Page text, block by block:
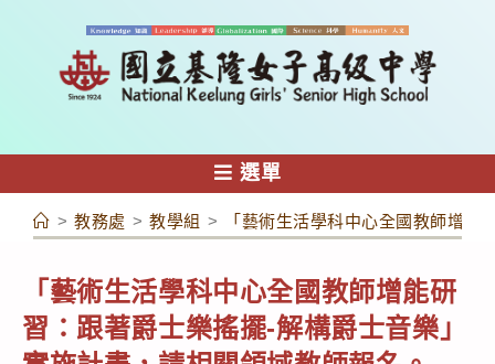
容
選單
> 教務處 > 教學組 > 「藝術生活學科中心全國教師增
「藝術生活學科中心全國教師增能研
習：跟著爵士樂搖擺-解構爵士音樂」